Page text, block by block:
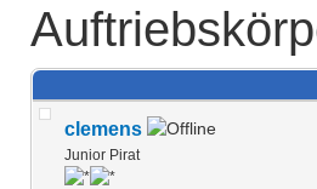
clemens
Junior Pirat